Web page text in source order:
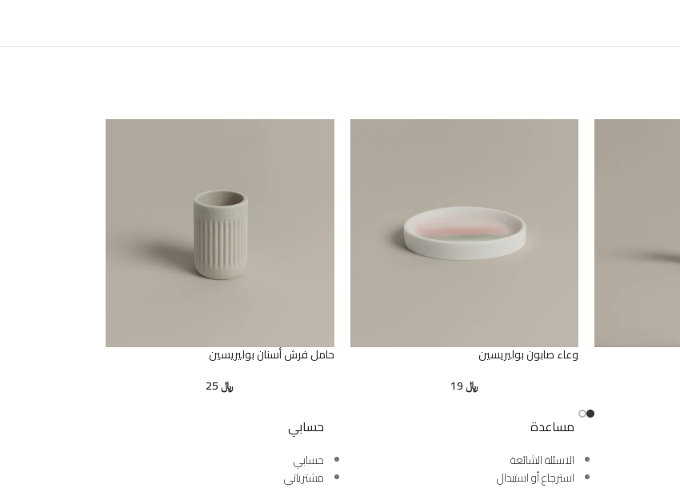
وعاء صابون بوليريسين
﷼
حامل فرش أسنان بوليريسين
﷼25
مساعدة
الاسئلة الشائعة
استرجاع أو استبدال
حسابي
حسابي
مشترياتي